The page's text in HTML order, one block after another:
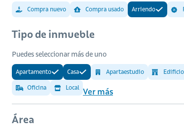
Compra nuevo Compra usado Arriendo
Tipo de inmueble
Puedes seleccionar más de uno
Apartamento Casa Apartaestudio Edificio
Oficina Local Ver más
Área